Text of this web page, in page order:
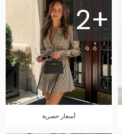
2+
أسعار حصرية